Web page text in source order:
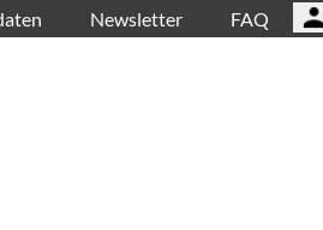
Newsletter FAQ